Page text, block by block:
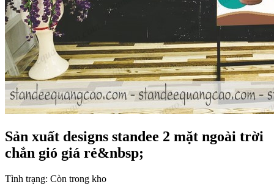
Sản xuất designs standee 2 mặt ngoài trời
chắn gió giá rẻ&nbsp;
Tình trạng: Còn trong kho